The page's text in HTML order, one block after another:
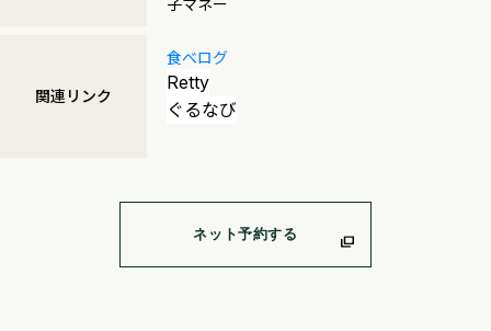
関連リンク
食べログ
Retty
ぐるなび
ネット予約する